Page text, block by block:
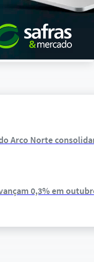
Arco Norte
0,3% em